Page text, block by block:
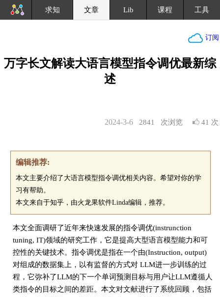
求知 文章 Lib 课程 工具
订阅
万字长文解读大语言模型指令调优最新综
述
2841 次浏览 41 次
2024-3-6
编辑推荐:
本文主要介绍了大语言模型指令调优相关内容。希望对你的学
习有帮助。
本文来自于知乎，由火龙果软件Linda编辑，推荐。
本文全面调研了近年来快速发展的指令调优(instrunction
tuning, IT)领域的研究工作，它是提高大型语言模型能力和可
控性的关键技术。指令调优是指在一个由(Instruction, output)
对组成的数据集上，以有监督的方式对 LLM进一步训练的过
程，它弥补了LLM的下一个单词预测目标与用户让LLM遵循人
类指令的目标之间的差距。本文对文献进行了系统回顾，包括